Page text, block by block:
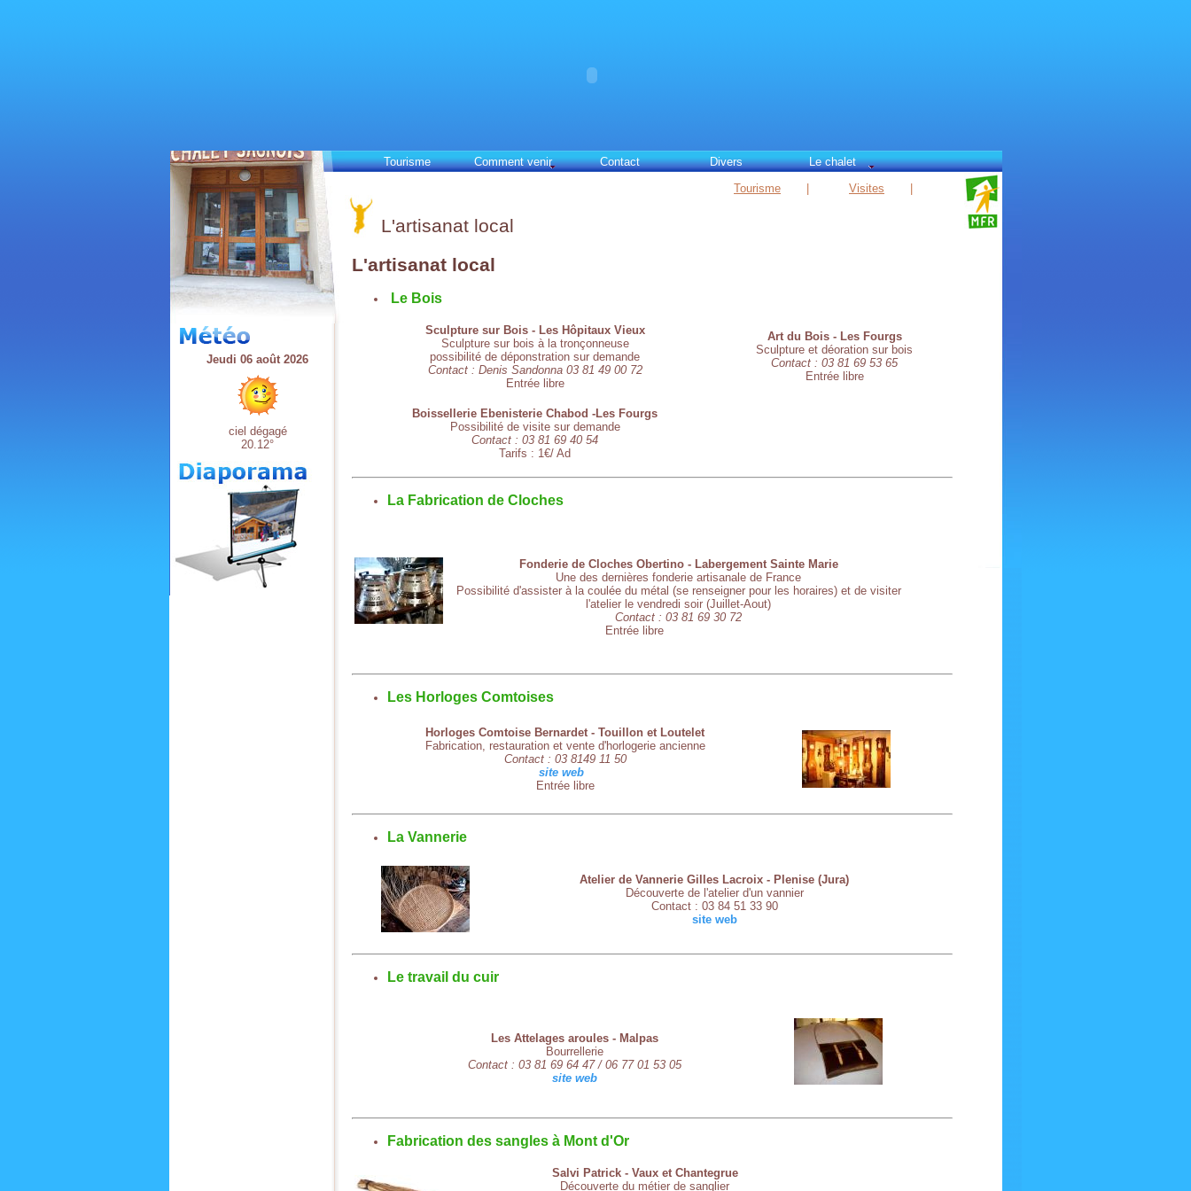
Jeudi 06 août 2026
ciel dégagé
20.12°
Tourisme Visites
L'artisanat local
L'artisanat local
Le Bois
Sculpture sur Bois - Les Hôpitaux Vieux
Sculpture sur bois à la tronçonneuse
possibilité de déponstration sur demande
Contact : Denis Sandonna 03 81 49 00 72
Entrée libre
Art du Bois - Les Fourgs
Sculpture et déoration sur bois
Contact : 03 81 69 53 65
Entrée libre
Boissellerie Ebenisterie Chabod -Les Fourgs
Possibilité de visite sur demande
Contact : 03 81 69 40 54
Tarifs : 1€/ Ad
La Fabrication de Cloches
Fonderie de Cloches Obertino - Labergement Sainte Marie
Une des dernières fonderie artisanale de France
Possibilité d'assister à la coulée du métal (se renseigner pour les horaires) et de visiter
l'atelier le vendredi soir (Juillet-Aout)
Contact : 03 81 69 30 72
Entrée libre
Les Horloges Comtoises
Horloges Comtoise Bernardet - Touillon et Loutelet
Fabrication, restauration et vente d'horlogerie ancienne
Contact : 03 8149 11 50
site web
Entrée libre
La Vannerie
Atelier de Vannerie Gilles Lacroix - Plenise (Jura)
Découverte de l'atelier d'un vannier
Contact : 03 84 51 33 90
site web
Le travail du cuir
Les Attelages aroules - Malpas
Bourrellerie
Contact : 03 81 69 64 47 / 06 77 01 53 05
site web
Fabrication des sangles à Mont d'Or
Salvi Patrick - Vaux et Chantegrue
Découverte du métier de sanglier
Tourisme Comment venir Contact Divers Le chalet